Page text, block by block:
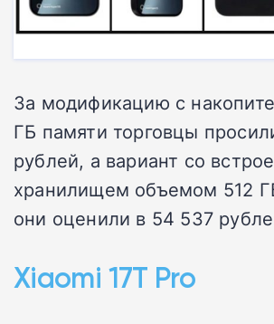
За модификацию с
ГБ памяти торговцы
рублей, а вариант со
хранилищем объемом 512
они оценили в 54 537
Xiaomi 17T Pro